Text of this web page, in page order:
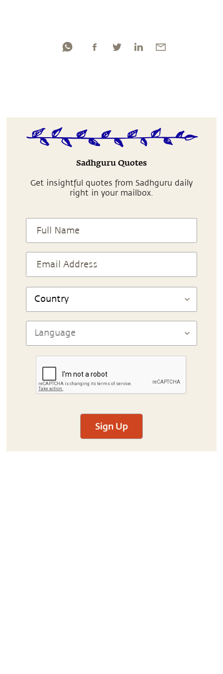
Sadhguru Quotes
Get insightful quotes from Sadhguru daily
right in your mailbox.
Sign Up